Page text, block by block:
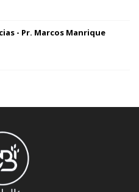
- Pr. Marcos Manrique